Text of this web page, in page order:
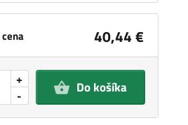
40,44 €
-
+ Do košíka